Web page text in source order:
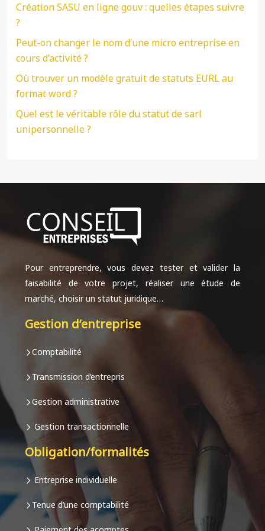
Création SASU en ligne gouv : quelles étapes suivre
?
Peut-on changer le nom d’une micro entreprise en
cours d’activité ?
Où trouver un modèle gratuit de statuts EURL au
format word ?
Quel est le véritable rôle du statut de sarl
unipersonnelle ?
Pour entreprendre, vous devez tester et valider la
faisabilité de votre projet, réaliser une étude de
marché, choisir un statut juridique…
Gestion d’entreprise
Comptabilité
Transmission d’entrepris
Gestion administrative
Gestion transactionnelle
Obligation/formalités
Entreprise individuelle
Tenue d’une comptabilité